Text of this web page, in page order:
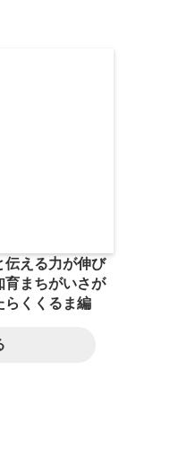
伝える力が伸び
まちがいさが
くくるま編